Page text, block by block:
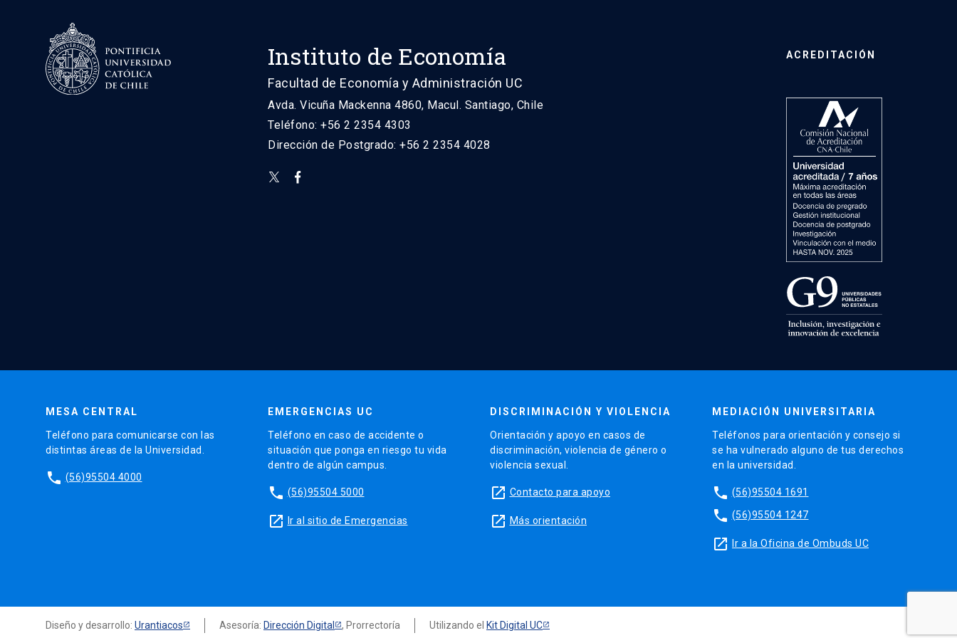
Instituto de Economía
Facultad de Economía y Administración UC
Avda. Vicuña Mackenna 4860, Macul. Santiago, Chile
Teléfono: +56 2 2354 4303
Dirección de Postgrado: +56 2 2354 4028
ACREDITACIÓN
MESA CENTRAL
Teléfono para comunicarse con las
distintas áreas de la Universidad.
phone (56)95504 4000
EMERGENCIAS UC
Teléfono en caso de accidente o
situación que ponga en riesgo tu vida
dentro de algún campus.
phone (56)95504 5000
launch Ir al sitio de Emergencias
DISCRIMINACIÓN Y VIOLENCIA
Orientación y apoyo en casos de
discriminación, violencia de género o
violencia sexual.
launch Contacto para apoyo
launch Más orientación
MEDIACIÓN UNIVERSITARIA
Teléfonos para orientación y consejo si
se ha vulnerado alguno de tus derechos
en la universidad.
phone (56)95504 1691
phone (56)95504 1247
launch Ir a la Oficina de Ombuds UC
Diseño y desarrollo: Urantiacos Asesoría: Dirección Digital , Prorrectoría Utilizando el Kit Digital UC